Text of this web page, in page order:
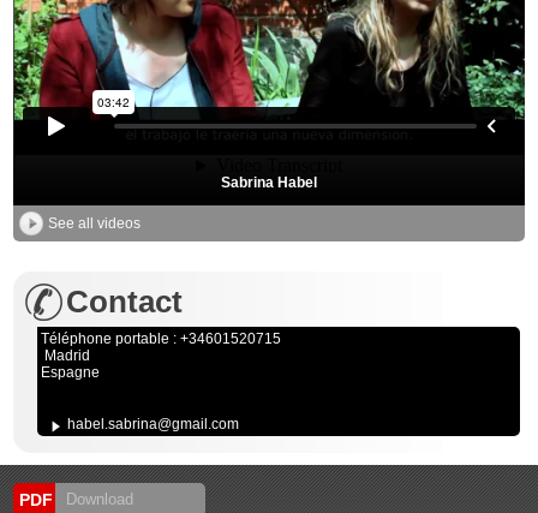
Sabrina Habel
See all videos
Contact
Téléphone portable : +34601520715
Madrid
Espagne
habel.sabrina@gmail.com
PDF Download